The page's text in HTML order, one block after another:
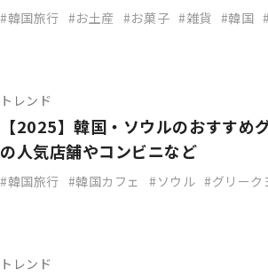
韓国旅行 お土産 お菓子 雑貨 韓国
トレンド
【2025】韓国・ソウルのおすす
の人気店舗やコンビニなど
韓国旅行 韓国カフェ ソウル グリーク
トレンド